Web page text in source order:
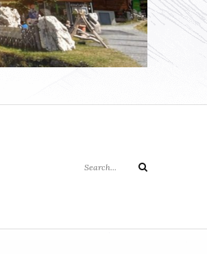
Search